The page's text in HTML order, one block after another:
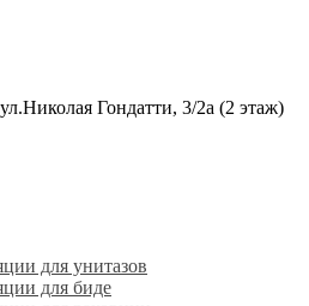
Гондатти, 3/2а (2 этаж)
для унитазов
для биде